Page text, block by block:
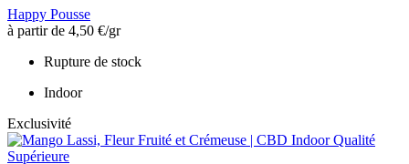
Happy Pousse
à partir de 4,50 €/gr
Rupture de stock
Indoor
Exclusivité